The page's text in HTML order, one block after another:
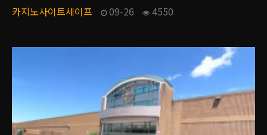
카지노사이트세이프
09-26 4550